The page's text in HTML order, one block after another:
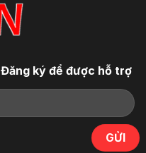
Đăng ký để được hỗ trợ